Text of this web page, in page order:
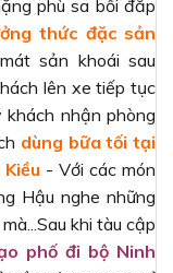
phù sa bồi đắp
thức đặc sản
sản khoái sau
lên xe tiếp tục
nhận phòng
dùng bữa tối tại
- Với các món
Hậu nghe những
khi tàu cập
phố đi bộ Ninh